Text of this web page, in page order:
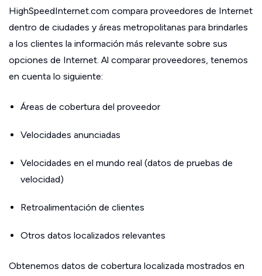
HighSpeedInternet.com compara proveedores de Internet
dentro de ciudades y áreas metropolitanas para brindarles
a los clientes la información más relevante sobre sus
opciones de Internet. Al comparar proveedores, tenemos
en cuenta lo siguiente:
Áreas de cobertura del proveedor
Velocidades anunciadas
Velocidades en el mundo real (datos de pruebas de
velocidad)
Retroalimentación de clientes
Otros datos localizados relevantes
Obtenemos datos de cobertura localizada mostrados en